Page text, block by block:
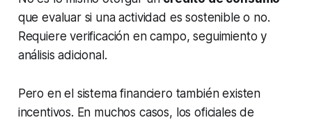
que evaluar si una actividad es sostenible o no.
Requiere verificación en campo, seguimiento y
análisis adicional.
Pero en el sistema financiero también existen
incentivos. En muchos casos, los oficiales de